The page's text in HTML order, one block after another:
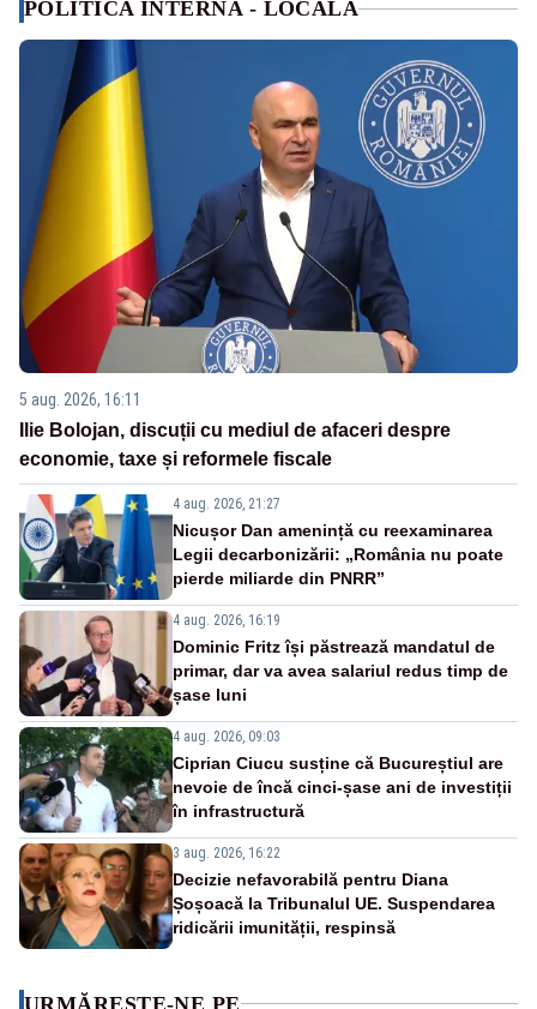
POLITICA INTERNA - LOCALA
5 aug. 2026, 16:11
Ilie Bolojan, discuții cu mediul de afaceri despre
economie, taxe și reformele fiscale
4 aug. 2026, 21:27
Nicușor Dan amenință cu reexaminarea
Legii decarbonizării: „România nu poate
pierde miliarde din PNRR”
4 aug. 2026, 16:19
Dominic Fritz își păstrează mandatul de
primar, dar va avea salariul redus timp de
șase luni
4 aug. 2026, 09:03
Ciprian Ciucu susține că Bucureștiul are
nevoie de încă cinci-șase ani de investiții
în infrastructură
3 aug. 2026, 16:22
Decizie nefavorabilă pentru Diana
Șoșoacă la Tribunalul UE. Suspendarea
ridicării imunității, respinsă
URMĂREȘTE-NE PE